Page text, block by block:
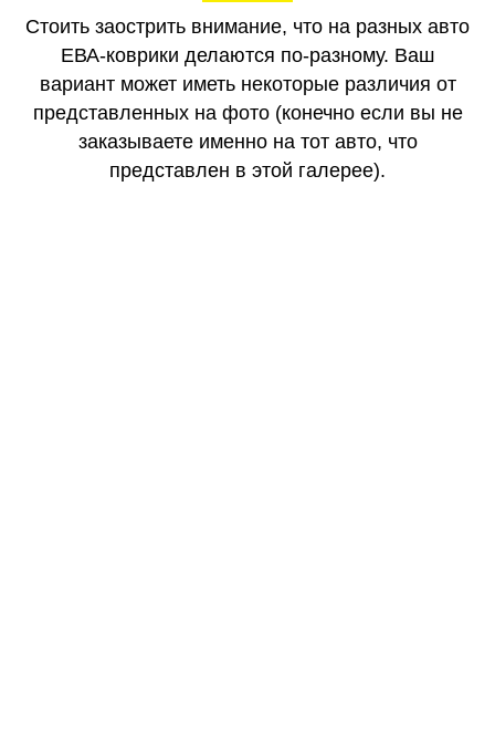
Стоить заострить внимание, что на разных авто
ЕВА-коврики делаются по-разному. Ваш
вариант может иметь некоторые различия от
представленных на фото (конечно если вы не
заказываете именно на тот авто, что
представлен в этой галерее).